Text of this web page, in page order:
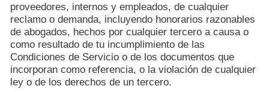
proveedores, internos y empleados, de cualquier
reclamo o demanda, incluyendo honorarios razonables
de abogados, hechos por cualquier tercero a causa o
como resultado de tu incumplimiento de las
Condiciones de Servicio o de los documentos que
incorporan como referencia, o la violación de cualquier
ley o de los derechos de un tercero.